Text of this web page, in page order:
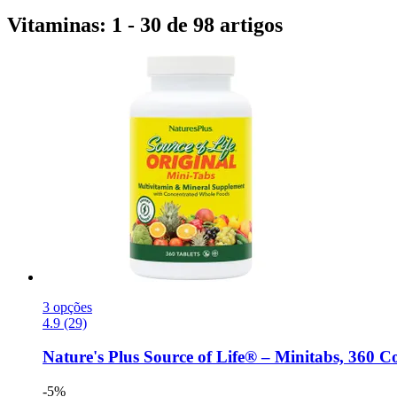
Vitaminas: 1 - 30 de 98 artigos
3 opções
4.9 (29)
Nature's Plus Source of Life® – Minitabs, 360
-5%